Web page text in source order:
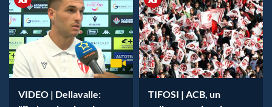
VIDEO | Dellavalle:
TIFOSI | ACB, un